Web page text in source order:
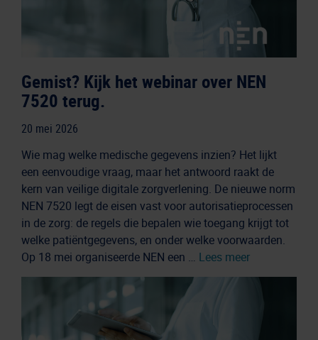
Gemist? Kijk het webinar over NEN
7520 terug.
20 mei 2026
Wie mag welke medische gegevens inzien? Het lijkt
een eenvoudige vraag, maar het antwoord raakt de
kern van veilige digitale zorgverlening. De nieuwe norm
NEN 7520 legt de eisen vast voor autorisatieprocessen
in de zorg: de regels die bepalen wie toegang krijgt tot
welke patiëntgegevens, en onder welke voorwaarden.
Op 18 mei organiseerde NEN een … Lees meer